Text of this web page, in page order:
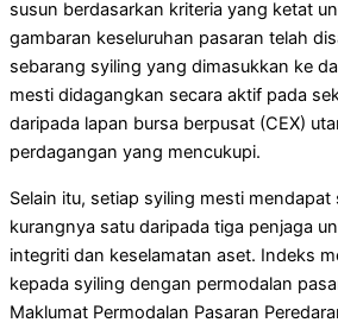
susun berdasarkan kriteria yang ketat
gambaran keseluruhan pasaran telah
sebarang syiling yang dimasukkan ke
mesti didagangkan secara aktif pada
daripada lapan bursa berpusat (CEX)
perdagangan yang mencukupi.
Selain itu, setiap syiling mesti
kurangnya satu daripada tiga penjaga
integriti dan keselamatan aset. Indeks
kepada syiling dengan permodalan
Maklumat Permodalan Pasaran